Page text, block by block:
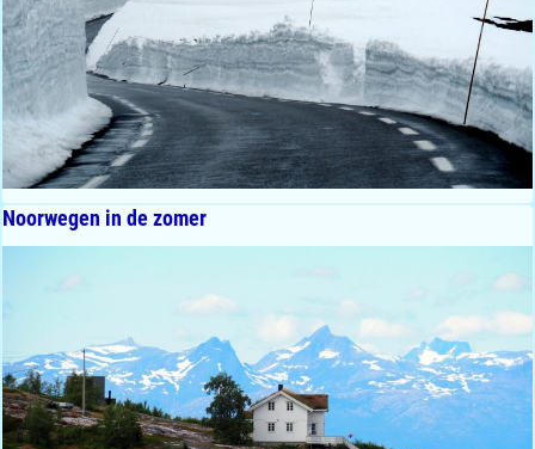
Noorwegen in de zomer